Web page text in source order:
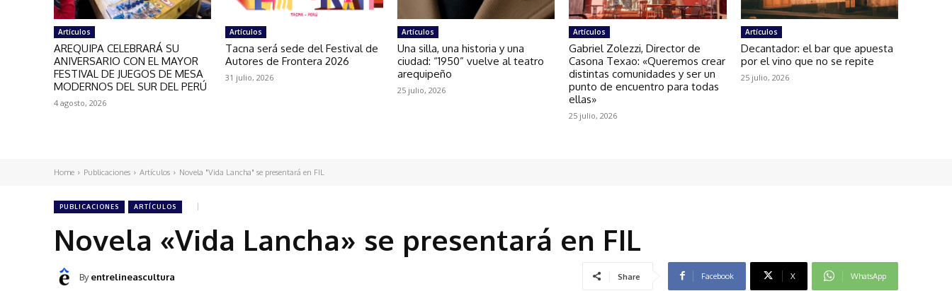
Artículos
AREQUIPA CELEBRARÁ SU
ANIVERSARIO CON EL MAYOR
FESTIVAL DE JUEGOS DE MESA
MODERNOS DEL SUR DEL PERÚ
4 agosto, 2026
Artículos
Tacna será sede del Festival de
Autores de Frontera 2026
31 julio, 2026
Artículos
Una silla, una historia y una
ciudad: “1950” vuelve al teatro
arequipeño
25 julio, 2026
Artículos
Gabriel Zolezzi, Director de
Casona Texao: «Queremos crear
distintas comunidades y ser un
punto de encuentro para todas
ellas»
25 julio, 2026
Artículos
Decantador: el bar que apuesta
por el vino que no se repite
25 julio, 2026